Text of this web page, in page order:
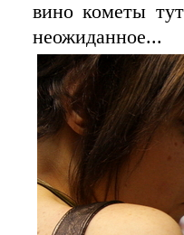
вино кометы
неожиданное...